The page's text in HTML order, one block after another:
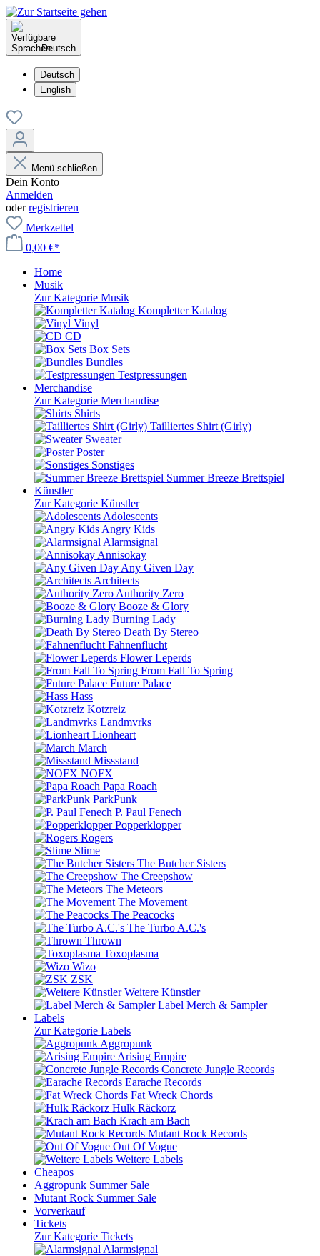
Deutsch
Deutsch
English
Menü schließen
Dein Konto
Anmelden
oderregistrieren
Merkzettel
0,00 €*
Home
Musik
Zur Kategorie Musik
Kompletter Katalog
Vinyl
CD
Box Sets
Bundles
Testpressungen
Merchandise
Zur Kategorie Merchandise
Shirts
Tailliertes Shirt (Girly)
Sweater
Poster
Sonstiges
Summer Breeze Brettspiel
Künstler
Zur Kategorie Künstler
Adolescents
Angry Kids
Alarmsignal
Annisokay
Any Given Day
Architects
Authority Zero
Booze & Glory
Burning Lady
Death By Stereo
Fahnenflucht
Flower Leperds
From Fall To Spring
Future Palace
Hass
Kotzreiz
Landmvrks
Lionheart
March
Missstand
NOFX
Papa Roach
ParkPunk
P. Paul Fenech
Popperklopper
Rogers
Slime
The Butcher Sisters
The Creepshow
The Meteors
The Movement
The Peacocks
The Turbo A.C.'s
Thrown
Toxoplasma
Wizo
ZSK
Weitere Künstler
Label Merch & Sampler
Labels
Zur Kategorie Labels
Aggropunk
Arising Empire
Concrete Jungle Records
Earache Records
Fat Wreck Chords
Hulk Räckorz
Krach am Bach
Mutant Rock Records
Out Of Vogue
Weitere Labels
Cheapos
Aggropunk Summer Sale
Mutant Rock Summer Sale
Vorverkauf
Tickets
Zur Kategorie Tickets
Alarmsignal